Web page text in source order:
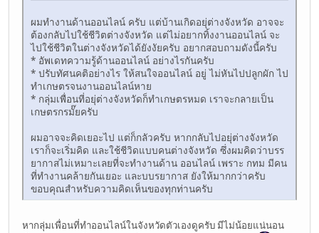
ผมทำงานด้านออนไลน์ ครับ แต่บ้านเกิดอยุ่ต่างจังหวัด อาจจะ
ต้องกลับไปใช้ชีวิตต่างจังหวัด แต่ไม่อยากทิ้งงานออนไลน์ จะ
ไปใช้ชีวิตในต่างจังหวัดได้ยังงัยครับ อยากสอบถามดังนี้ครับ
* อัพเดทความรู้ด้านออนไลน์ อย่างไรกันครับ
* ปรับทัศนคติอย่างไร ให้สนใจออนไลน์ อยู่ ไม่หันไปปลูกผัก ไป
ทำเกษตรจนงานออนไลน์หาย
* กลุ่มเพื่อนที่อยุ่ต่างจังหวัดก็ทำเกษตรหมด เราจะกลายเป็น
เกษตรกรมั๊ยครับ
ผมอาจจะคิดเยอะไป แต่ก็กลัวครับ หากกลับไปอยุ่ต่างจังหวัด
เราก็จะเริ่มคิด และใช้ชีวิดแบบคนต่างจังหวัด ซึ่งผมคิดว่าบรร
ยากาสไม่เหมาะเลยที่จะทำงานด้าน ออนไลน์ เพราะ กทม มีคน
ที่ทำงานคล้ายกันเยอะ และบบรยากาส ยังให้มากกว่าครับ
ขอบคุณสำหรับความคิดเห็นของทุกท่านครับ
หากลุ่มเพื่อนที่ทำออนไลน์ในจังหวัดตัวเองดูครับ มีไม่น้อยแน่นอน